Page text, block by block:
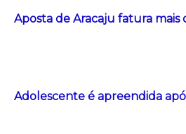
Aposta de Aracaju fatura mais
Adolescente é apreendida